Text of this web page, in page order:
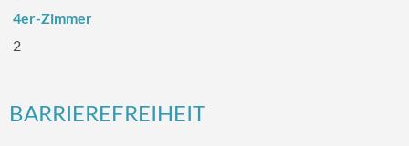
4er-Zimmer
2
BARRIEREFREIHEIT